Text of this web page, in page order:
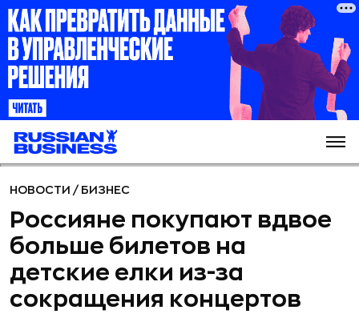
НОВОСТИ / БИЗНЕС
Россияне покупают вдвое
больше билетов на
детские елки из-за
сокращения концертов